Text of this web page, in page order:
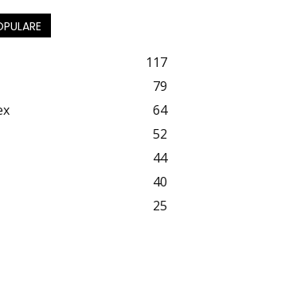
117
79
64
52
44
40
25